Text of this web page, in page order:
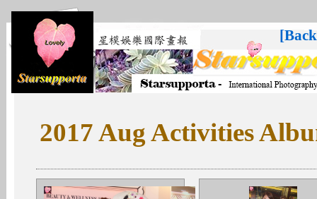
2017 Aug Activities